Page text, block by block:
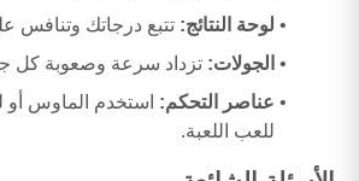
لوحة النتائج: تتبع درجاتك وتنافس
الجولات: تزداد سرعة وصعوبة كل
عناصر التحكم: استخدم الماوس أو
للعب اللعبة.